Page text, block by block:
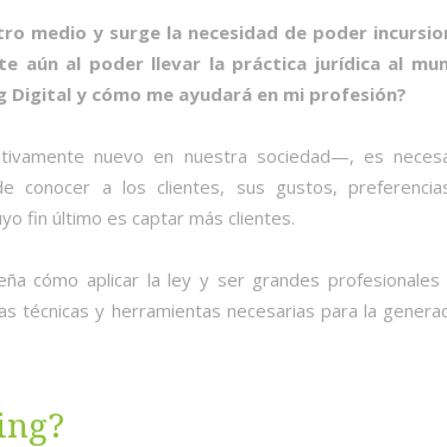
medio y surge la necesidad de poder
aún al poder llevar la práctica jurídica al
y cómo me ayudará en mi profesión?
nuevo en nuestra sociedad—, es
conocer a los clientes, sus gustos,
fin último es captar más clientes.
cómo aplicar la ley y ser grandes profesionales
técnicas y herramientas necesarias para la